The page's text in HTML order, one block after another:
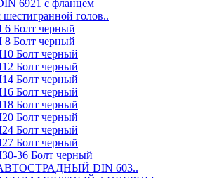
6921 c фланцем
голов..
Болт черный
Болт черный
Болт черный
Болт черный
Болт черный
Болт черный
Болт черный
Болт черный
Болт черный
Болт черный
36 Болт черный
DIN 603..